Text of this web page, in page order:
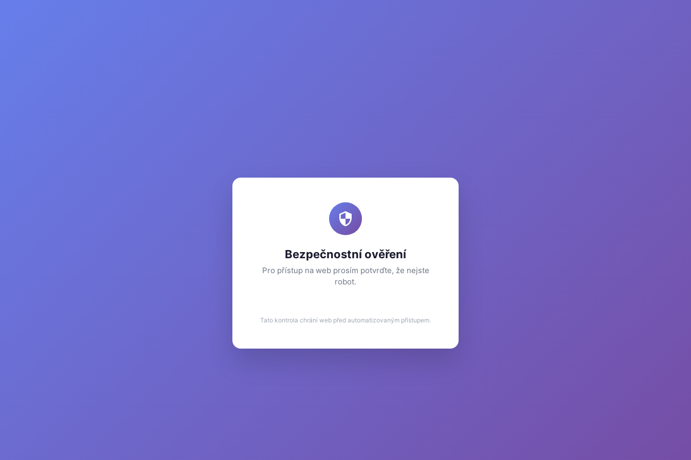
Bezpečnostní ověření
Pro přístup na web prosím potvrďte, že nejste
robot.
Tato kontrola chrání web před automatizovaným přístupem.